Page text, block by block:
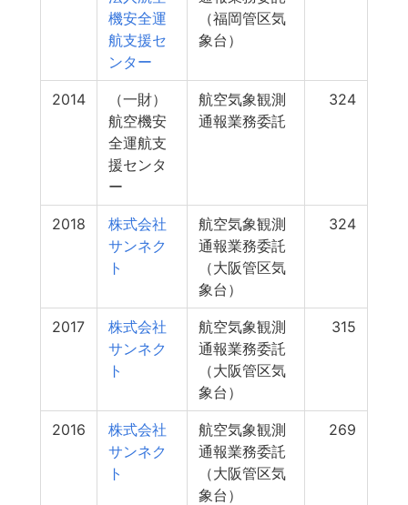
機安全運
航支援セ
ンター
（福岡管区気
象台）
2014
（一財）
航空機安
全運航支
援センタ
ー
航空気象観測
通報業務委託
324
2018
株式会社
サンネク
ト
航空気象観測
通報業務委託
（大阪管区気
象台）
324
2017
株式会社
サンネク
ト
航空気象観測
通報業務委託
（大阪管区気
象台）
315
2016
株式会社
サンネク
ト
航空気象観測
通報業務委託
（大阪管区気
象台）
269